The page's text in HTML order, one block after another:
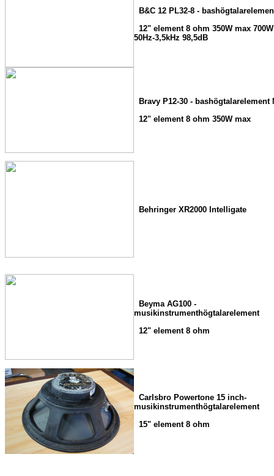
B&C 12 PL32-8 -
12" element 8 ohm 350W max
50Hz-3,5kHz 98,5dB
Bravy P12-30 - bashögtalarelement
12" element 8 ohm 350W max
Behringer XR2000 Intelligate
Beyma AG100 -
musikinstrumenthögtalarelement
12" element 8 ohm
Carlsbro Powertone 15 inch-
musikinstrumenthögtalarelement
15" element 8 ohm